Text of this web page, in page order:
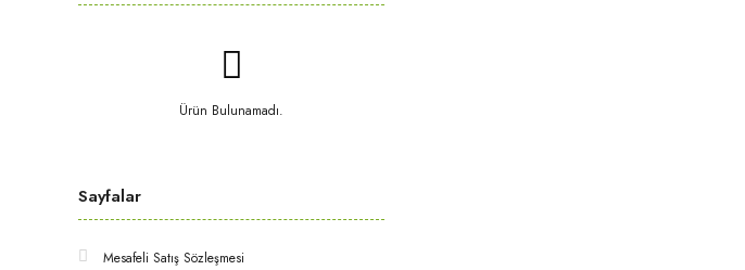
Ürün Bulunamadı.
Sayfalar
Mesafeli Satış Sözleşmesi